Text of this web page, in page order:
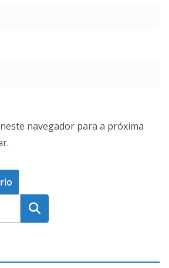
navegador para a próxima
Pesquisar